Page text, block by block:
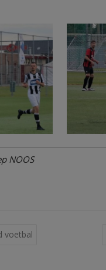
NOOS
voetbal